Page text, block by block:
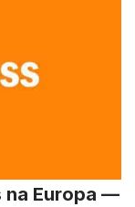
na Europa —